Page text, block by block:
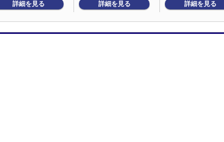
詳細を見る 詳細を見る 詳細を見る